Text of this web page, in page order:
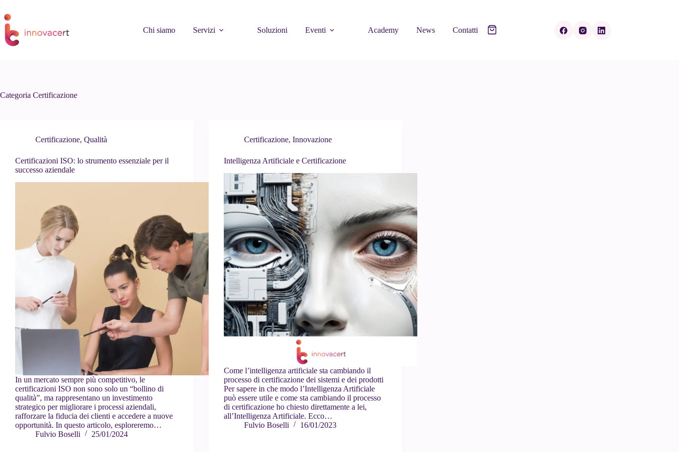
al
contenuto
Chi siamo
Servizi Soluzioni Eventi Academy News Contatti
Categoria Certificazione
Certificazione, Qualità
Certificazioni ISO: lo strumento essenziale per il
successo aziendale
In un mercato sempre più competitivo, le
certificazioni ISO non sono solo un “bollino di
qualità”, ma rappresentano un investimento
strategico per migliorare i processi aziendali,
rafforzare la fiducia dei clienti e accedere a nuove
opportunità. In questo articolo, esploreremo…
Fulvio Boselli
25/01/2024
Certificazione,Innovazione
Intelligenza Artificiale e Certificazione
Come l’intelligenza artificiale sta cambiando il
processo di certificazione dei sistemi e dei prodotti
Per sapere in che modo l’Intelligenza Artificiale
può essere utile e come sta cambiando il processo
di certificazione ho chiesto direttamente a lei,
all’Intelligenza Artificiale. Ecco…
Fulvio Boselli
16/01/2023